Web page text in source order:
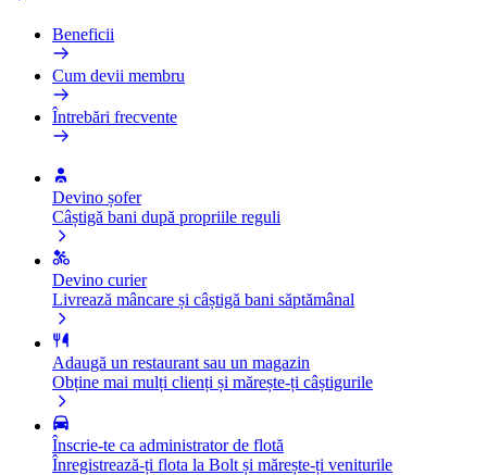
Beneficii
Cum devii membru
Întrebări frecvente
Devino șofer
Câștigă bani după propriile reguli
Devino curier
Livrează mâncare și câștigă bani săptămânal
Adaugă un restaurant sau un magazin
Obține mai mulți clienți și mărește-ți câștigurile
Înscrie-te ca administrator de flotă
Înregistrează-ți flota la Bolt și mărește-ți veniturile